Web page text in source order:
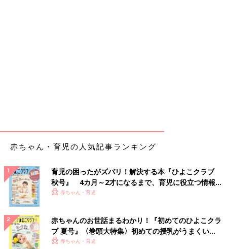
も。
12月以降は、インフルエンザも心配です。受験も大事ですが、思
い出作りもしっかりしてほしいので学校最優先と思っていました
が、そんな余裕は難しいですね」
■ 我が家は平常通りでしたが、1週間休むという人も
「我が家はすべて平常通りの生活でしたが、みなんさんそれぞれ
ですよ。3学期は、全く学校に登校しない子もいます。インフル
エンザ予防の意味もあるでしょうし、塾で最後の追い込みをする
ため、という子もいるでしょう。
母親も休める人は休んでいます。フリーで仕事をしている方で1
赤ちゃん・育児の人気記事ランキング
育児の困ったがズバリ！解決する本『ひよこクラブ
秋号』 4カ月～2才になるまで、育児に役立つ情報が
いっぱい！
赤ちゃん・育児
赤ちゃんのお世話まるわかり！『初めてのひよこクラ
ブ 夏号』〈巻頭大特集〉初めての授乳がうまくい
く！ おっぱい・ミルクの基本と夏のトラブル 解決テ
赤ちゃん・育児